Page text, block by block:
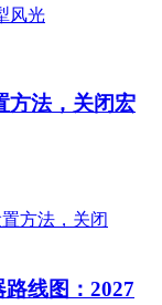
方法，关闭宏
线图：2027